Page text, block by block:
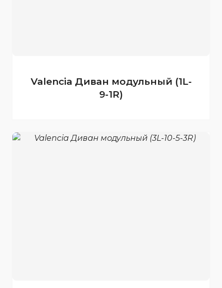
Valencia Диван модульный (1L-
9-1R)